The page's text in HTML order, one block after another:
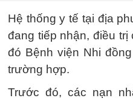
Hệ thống y tế tại địa
đang tiếp nhận, điều
đó Bệnh viện Nhi
trường hợp.
Trước đó, các nạn